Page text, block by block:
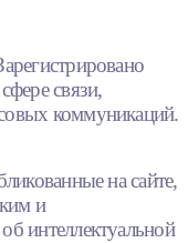
связи,
коммуникаций.
на сайте,
и
интеллектуальной